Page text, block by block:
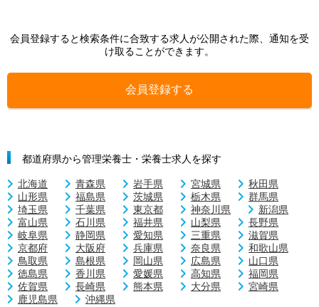
会員登録すると検索条件に合致する求人が公開された際、通知を受
け取ることができます。
会員登録する
都道府県から管理栄養士・栄養士求人を探す
北海道 青森県 岩手県 宮城県
秋田県
山形県
福島県 茨城県 栃木県
群馬県
埼玉県
千葉県 東京都 神奈川県
新潟県
富山県
石川県 福井県 山梨県
長野県
岐阜県
静岡県 愛知県 三重県
滋賀県
京都府
大阪府 兵庫県 奈良県
和歌山県
鳥取県
島根県 岡山県 広島県
山口県
徳島県
香川県 愛媛県 高知県
福岡県
佐賀県
長崎県 熊本県 大分県
宮崎県
鹿児島県
沖縄県